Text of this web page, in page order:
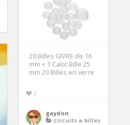
20 Billes GIVRE de 16
mm + 1 Calot Bille 25
mm 20 Billes en verre
3
gaydon
circuits a billes